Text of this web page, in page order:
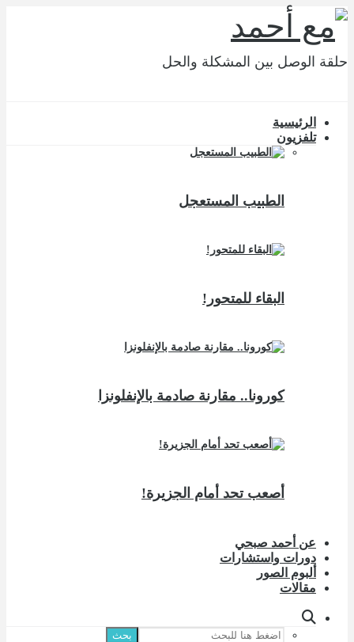
حلقة الوصل بين المشكلة والحل
الرئيسية
تلفزيون
الطبيب المستعجل
البقاء للمتحور!
كورونا.. مقارنة صادمة بالإنفلونزا
أصعب تحد أمام الجزيرة!
عن أحمد صبحي
دورات واستشارات
ألبوم الصور
مقالات
بحث